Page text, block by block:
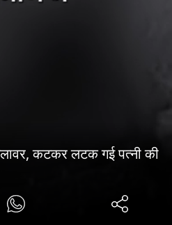
कटकर लटक गई पत्नी की